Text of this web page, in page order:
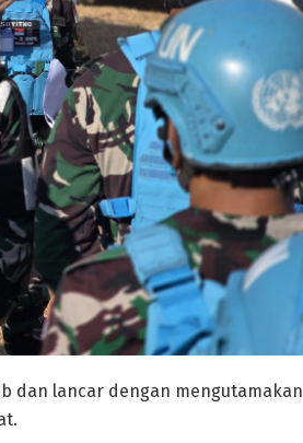
dan lancar dengan mengutamakan